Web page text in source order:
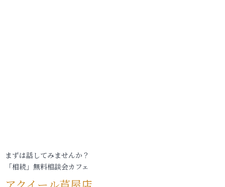
まずは話してみませんか？
「相続」無料相談会カフェ